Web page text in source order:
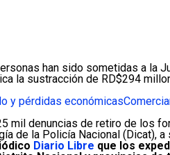
han sido sometidas a la
la sustracción de RD$294
y pérdidas económicas
mil denuncias de retiro de los
de la Policía Nacional (Dicat),
Diario Libre que los